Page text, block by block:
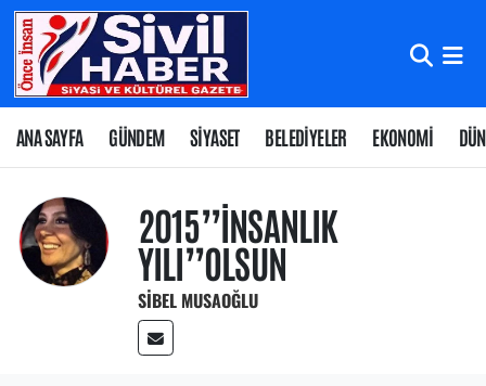
ANA SAYFA GÜNDEM SİYASET BELEDİYELER EKONOMİ
2015’’İNSANLIK
YILI’’OLSUN
SIBEL MUSAOĞLU
Nöbetçi Eczaneler
Hava Durumu
Namaz Vakitleri
Trafik Durumu
Süper Lig Puan Durumu ve Fikstür
Tüm Manşetler